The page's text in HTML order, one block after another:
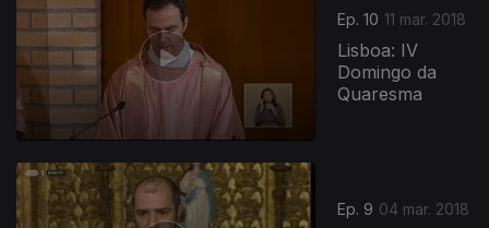
Ep. 10 11 mar. 2018
Lisboa: IV
Domingo da
Quaresma
Ep. 9 04 mar. 2018